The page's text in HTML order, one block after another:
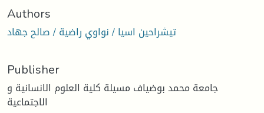
Authors
تيشراحين اسيا / نواوي راضية / صالح جهاد
Publisher
جامعة محمد بوضياف مسيلة كلية العلوم الانسانية و
الاجتماعية